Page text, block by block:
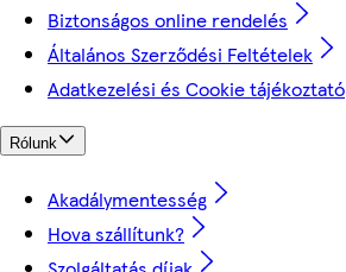
Biztonságos online rendelés
Általános Szerződési Feltételek
Adatkezelési és Cookie tájékoztató
Rólunk
Akadálymentesség
Hova szállítunk?